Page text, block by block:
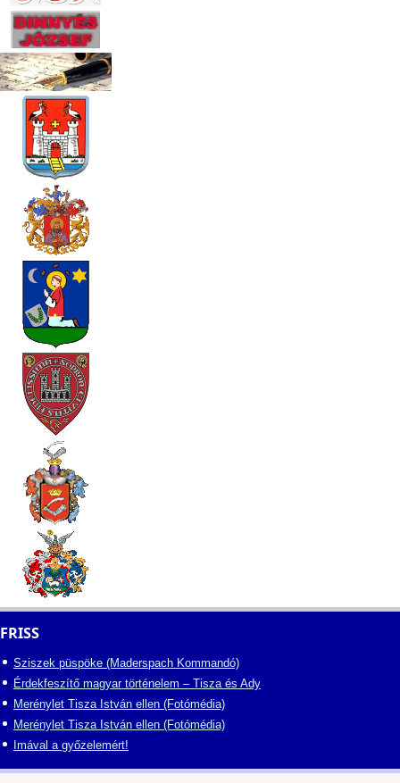
FRISS
Sziszek püspöke (Maderspach Kommandó)
Érdekfeszítő magyar történelem – Tisza és Ady
Merénylet Tisza István ellen (Fotómédia)
Merénylet Tisza István ellen (Fotómédia)
Imával a győzelemért!